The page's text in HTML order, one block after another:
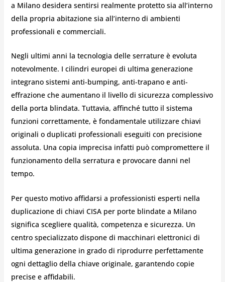
a Milano desidera sentirsi realmente protetto sia all’interno
della propria abitazione sia all’interno di ambienti
professionali e commerciali.
Negli ultimi anni la tecnologia delle serrature è evoluta
notevolmente. I cilindri europei di ultima generazione
integrano sistemi anti-bumping, anti-trapano e anti-
effrazione che aumentano il livello di sicurezza complessivo
della porta blindata. Tuttavia, affinché tutto il sistema
funzioni correttamente, è fondamentale utilizzare chiavi
originali o duplicati professionali eseguiti con precisione
assoluta. Una copia imprecisa infatti può compromettere il
funzionamento della serratura e provocare danni nel
tempo.
Per questo motivo affidarsi a professionisti esperti nella
duplicazione di chiavi CISA per porte blindate a Milano
significa scegliere qualità, competenza e sicurezza. Un
centro specializzato dispone di macchinari elettronici di
ultima generazione in grado di riprodurre perfettamente
ogni dettaglio della chiave originale, garantendo copie
precise e affidabili.